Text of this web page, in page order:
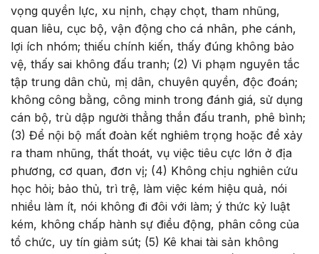
vọng quyền lực, xu nịnh, chạy chọt, tham nhũng,
quan liêu, cục bộ, vận động cho cá nhân, phe cánh,
lợi ích nhóm; thiếu chính kiến, thấy đúng không bảo
vệ, thấy sai không đấu tranh; (2) Vi phạm nguyên tắc
tập trung dân chủ, mị dân, chuyên quyền, độc đoán;
không công bằng, công minh trong đánh giá, sử dụng
cán bộ, trù dập người thẳng thắn đấu tranh, phê bình;
(3) Để nội bộ mất đoàn kết nghiêm trọng hoặc để xảy
ra tham nhũng, thất thoát, vụ việc tiêu cực lớn ở địa
phương, cơ quan, đơn vị; (4) Không chịu nghiên cứu
học hỏi; bảo thủ, trì trệ, làm việc kém hiệu quả, nói
nhiều làm ít, nói không đi đôi với làm; ý thức kỷ luật
kém, không chấp hành sự điều động, phân công của
tổ chức, uy tín giảm sút; (5) Kê khai tài sản không